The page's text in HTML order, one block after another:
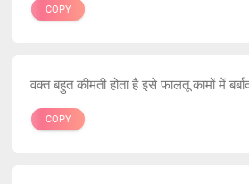
COPY
वक्त बहुत कीमती होता है इसे फालतू कामों में
COPY